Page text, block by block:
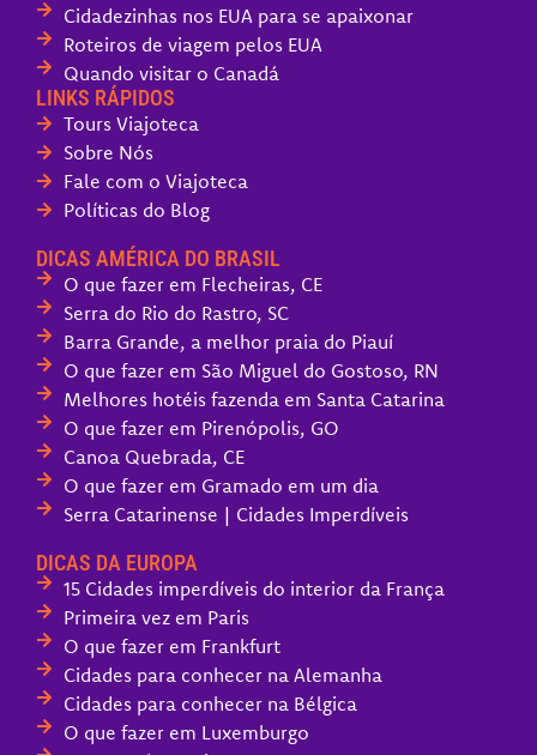
Cidadezinhas nos EUA para se apaixonar
Roteiros de viagem pelos EUA
Quando visitar o Canadá
LINKS RÁPIDOS
Tours Viajoteca
Sobre Nós
Fale com o Viajoteca
Políticas do Blog
DICAS AMÉRICA DO BRASIL
O que fazer em Flecheiras, CE
Serra do Rio do Rastro, SC
Barra Grande, a melhor praia do Piauí
O que fazer em São Miguel do Gostoso, RN
Melhores hotéis fazenda em Santa Catarina
O que fazer em Pirenópolis, GO
Canoa Quebrada, CE
O que fazer em Gramado em um dia
Serra Catarinense | Cidades Imperdíveis
DICAS DA EUROPA
15 Cidades imperdíveis do interior da França
Primeira vez em Paris
O que fazer em Frankfurt
Cidades para conhecer na Alemanha
Cidades para conhecer na Bélgica
O que fazer em Luxemburgo